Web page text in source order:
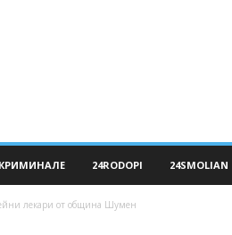
КРИМИНАЛЕ 24RODOPI 24SMOLIAN
лекари от община Шумен